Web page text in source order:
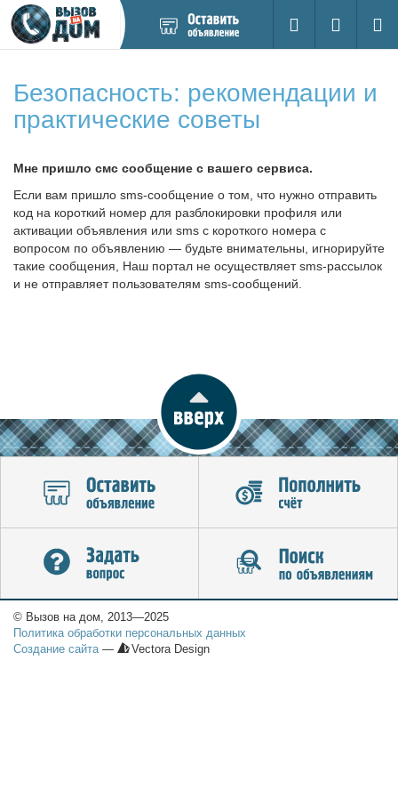
новое
Поиск
Вход на
Безопасность: рекомендации и
практические советы
Мне пришло смс сообщение с вашего сервиса.
Если вам пришло sms-сообщение о том, что нужно отправить
код на короткий номер для разблокировки профиля или
активации объявления или sms с короткого номера с
вопросом по объявлению — будьте внимательны, игнорируйте
такие сообщения, Наш портал не осуществляет sms-рассылок
и не отправляет пользователям sms-сообщений.
© Вызов на дом, 2013—2025
Политика обработки персональных данных
Создание сайта— Vectora Design